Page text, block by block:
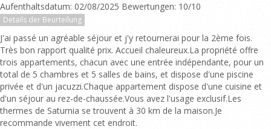
Aufenthaltsdatum: 02/08/2025 Bewertungen: 10/10
Details der Beurteilung
J'ai passé un agréable séjour et j'y retournerai pour la 2ème fois.
Très bon rapport qualité prix. Accueil chaleureux.La propriété offre
trois appartements, chacun avec une entrée indépendante, pour un
total de 5 chambres et 5 salles de bains, et dispose d'une piscine
privée et d'un jacuzzi.Chaque appartement dispose d'une cuisine et
d'un séjour au rez-de-chaussée.Vous avez l'usage exclusif.Les
thermes de Saturnia se trouvent à 30 km de la maison.Je
recommande vivement cet endroit.